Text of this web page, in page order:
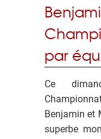
par
Ce
Benjamin et
superbe